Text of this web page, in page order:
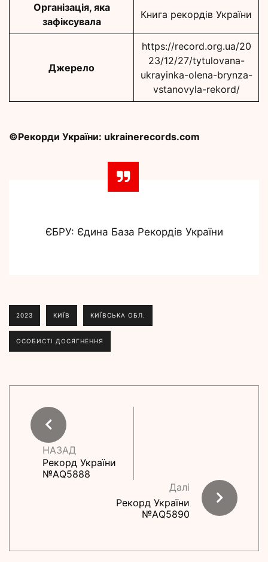
Організація, яка
зафіксувала
Книга рекордів України
Джерело
https://record.org.ua/20
23/12/27/tytulovana-
ukrayinka-olena-brynza-
vstanovyla-rekord/
©Рекорди України: ukrainerecords.com
ЄБРУ: Єдина База Рекордів України
2023 КИЇВ КИЇВСЬКА ОБЛ.
ОСОБИСТІ ДОСЯГНЕННЯ
НАЗАД
Рекорд України
№АQ5888
Далі
Рекорд України
№АQ5890